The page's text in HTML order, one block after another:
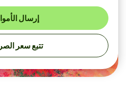
إرسال الأموال
تتبع سعر الصرف